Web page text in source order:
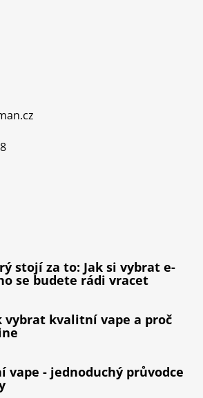
stojí za to: Jak si vybrat e-
se budete rádi vracet
vybrat kvalitní vape a proč
vape - jednoduchý průvodce